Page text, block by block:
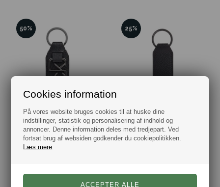
Cookies information
På vores website bruges cookies til at huske dine
indstillinger, statistik og personalisering af indhold og
annoncer. Denne information deles med tredjepart. Ved
fortsat brug af websiden godkender du cookiepolitikken.
Læs mere
50%
DKK299,00149,50
25%
DKK199,00